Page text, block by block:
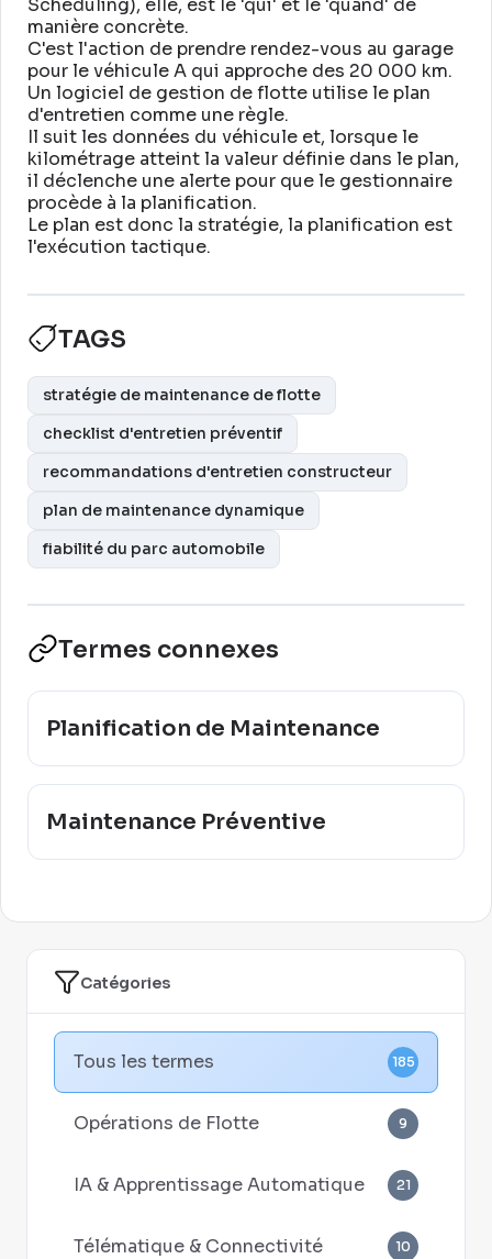
Catégories
Tous les termes 185
Opérations de Flotte 9
IA & Apprentissage Automatique 21
Télématique & Connectivité 10
Scheduling), elle, est le 'qui' et le 'quand' de
manière concrète.
C'est l'action de prendre rendez-vous au garage
pour le véhicule A qui approche des 20 000 km.
Un logiciel de gestion de flotte utilise le plan
d'entretien comme une règle.
Il suit les données du véhicule et, lorsque le
kilométrage atteint la valeur définie dans le plan,
il déclenche une alerte pour que le gestionnaire
procède à la planification.
Le plan est donc la stratégie, la planification est
l'exécution tactique.
TAGS
stratégie de maintenance de flotte
checklist d'entretien préventif
recommandations d'entretien constructeur
plan de maintenance dynamique
fiabilité du parc automobile
Termes connexes
Planification de Maintenance
Maintenance Préventive